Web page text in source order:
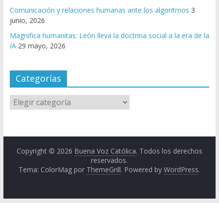
Comunicación y relaciones humanas ante los algoritmos 3
junio, 2026
Magnifica humanitas: León lleva la doctrina social a la era de la
IA 29 mayo, 2026
Categorías
Copyright © 2026 Buena Voz Católica. Todos los derechos
reservados.
Tema: ColorMag por ThemeGrill. Powered byWordPress.